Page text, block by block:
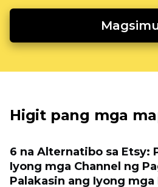
Higit pang mga
6 na Alternatibo sa Etsy:
Iyong mga Channel ng
Palakasin ang Iyong mga